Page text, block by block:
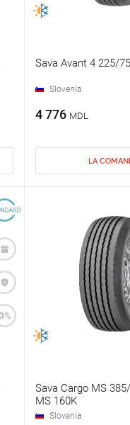
Sava Avant 4 225/
Slovenia
4 776 MDL
LA
Sava Cargo MS
MS 160K
Slovenia